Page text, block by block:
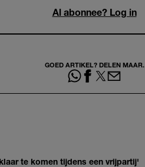
Al abonnee? Log in
GOED ARTIKEL? DELEN MAAR.
te komen tijdens een vrijpartij'